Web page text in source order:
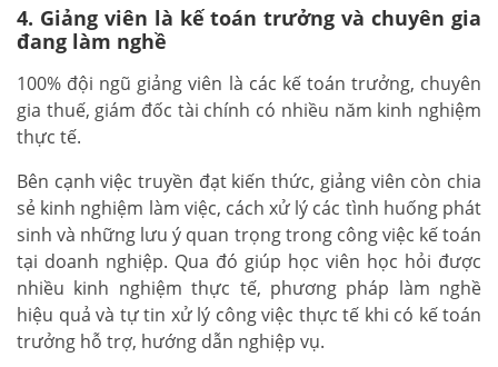
4. Giảng viên là kế toán trưởng và chuyên gia
đang làm nghề
100% đội ngũ giảng viên là các kế toán trưởng, chuyên
gia thuế, giám đốc tài chính có nhiều năm kinh nghiệm
thực tế.
Bên cạnh việc truyền đạt kiến thức, giảng viên còn chia
sẻ kinh nghiệm làm việc, cách xử lý các tình huống phát
sinh và những lưu ý quan trọng trong công việc kế toán
tại doanh nghiệp. Qua đó giúp học viên học hỏi được
nhiều kinh nghiệm thực tế, phương pháp làm nghề
hiệu quả và tự tin xử lý công việc thực tế khi có kế toán
trưởng hỗ trợ, hướng dẫn nghiệp vụ.